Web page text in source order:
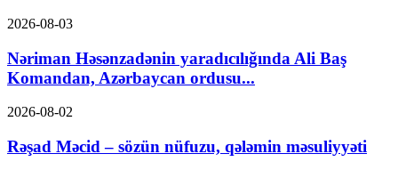
2026-08-03
Nəriman Həsənzadənin yaradıcılığında Ali Baş
Komandan, Azərbaycan ordusu...
2026-08-02
Rəşad Məcid – sözün nüfuzu, qələmin məsuliyyəti